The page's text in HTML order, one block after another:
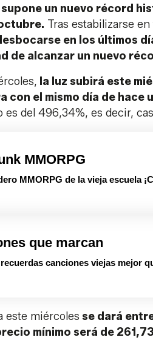
supone un nuevo récord
Tras estabilizarse
en los últimos
de alcanzar un nuevo
la luz subirá este
con el mismo día de hace
del 496,34%, es decir,
MMORPG
MMORPG de la vieja escuela
que marcan
canciones viejas mejor
este miércoles se dará
mínimo será de